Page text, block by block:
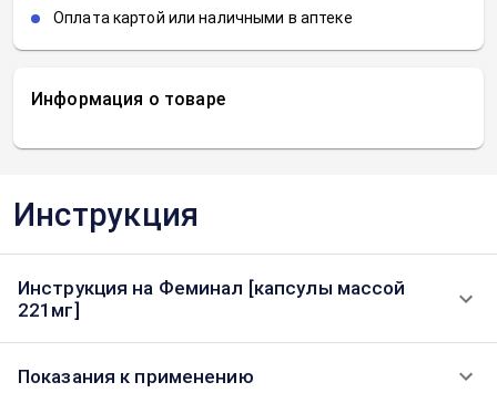
Информация о товаре
Оплата картой или наличными в аптеке
Инструкция
Инструкция на Феминал [капсулы массой
221мг]
Показания к применению